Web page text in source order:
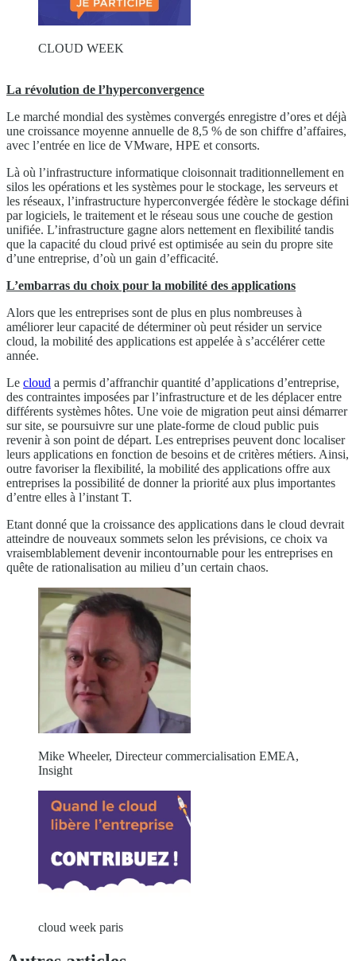
CLOUD WEEK
La révolution de l’hyperconvergence
Le marché mondial des systèmes convergés enregistre d’ores et déjà
une croissance moyenne annuelle de 8,5 % de son chiffre d’affaires,
avec l’entrée en lice de VMware, HPE et consorts.
Là où l’infrastructure informatique cloisonnait traditionnellement en
silos les opérations et les systèmes pour le stockage, les serveurs et
les réseaux, l’infrastructure hyperconvergée fédère le stockage défini
par logiciels, le traitement et le réseau sous une couche de gestion
unifiée. L’infrastructure gagne alors nettement en flexibilité tandis
que la capacité du cloud privé est optimisée au sein du propre site
d’une entreprise, d’où un gain d’efficacité.
L’embarras du choix pour la mobilité des applications
Alors que les entreprises sont de plus en plus nombreuses à
améliorer leur capacité de déterminer où peut résider un service
cloud, la mobilité des applications est appelée à s’accélérer cette
année.
Le cloud a permis d’affranchir quantité d’applications d’entreprise,
des contraintes imposées par l’infrastructure et de les déplacer entre
différents systèmes hôtes. Une voie de migration peut ainsi démarrer
sur site, se poursuivre sur une plate-forme de cloud public puis
revenir à son point de départ. Les entreprises peuvent donc localiser
leurs applications en fonction de besoins et de critères métiers. Ainsi,
outre favoriser la flexibilité, la mobilité des applications offre aux
entreprises la possibilité de donner la priorité aux plus importantes
d’entre elles à l’instant T.
Etant donné que la croissance des applications dans le cloud devrait
atteindre de nouveaux sommets selon les prévisions, ce choix va
vraisemblablement devenir incontournable pour les entreprises en
quête de rationalisation au milieu d’un certain chaos.
Mike Wheeler, Directeur commercialisation EMEA,
Insight
cloud week paris